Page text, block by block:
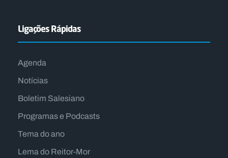
Ligações Rápidas
Agenda
Notícias
Boletim Salesiano
Programas e Podcasts
Tema do ano
Lema do Reitor-Mor